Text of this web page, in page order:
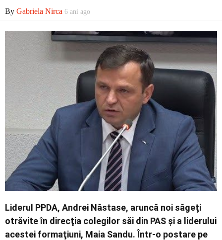
Economic
Contact
By Gabriela Nirca 6 ani ago
Liderul PPDA, Andrei Năstase, aruncă noi săgeţi
otrăvite în direcţia colegilor săi din PAS şi a liderului
acestei formaţiuni, Maia Sandu. Într-o postare pe